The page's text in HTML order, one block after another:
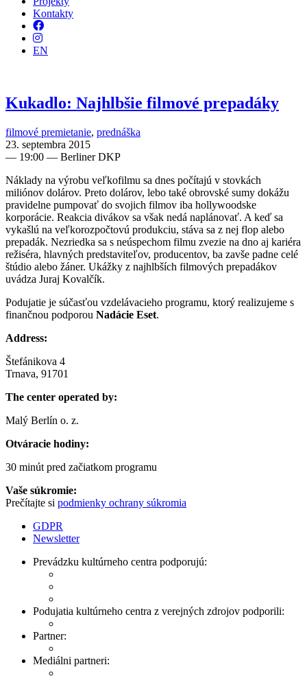
Kontakty
Facebook
Instagram
EN
Kukadlo: Najhlbšie filmové prepadáky
filmové premietanie, prednáška
23. septembra 2015
— 19:00 — Berliner DKP
Náklady na výrobu veľkofilmu sa dnes počítajú v stovkách
miliónov dolárov. Preto dolárov, lebo také obrovské sumy dokážu
pravidelne pumpovať do svojich filmov iba hollywoodske
korporácie. Reakcia divákov sa však nedá naplánovať. A keď sa
vykašlú na veľkorozpočtovú produkciu, stáva sa z nej flop alebo
prepadák. Nezriedka sa s neúspechom filmu zvezie na dno aj kariéra
režiséra, hlavných predstaviteľov, producentov, ba zavše padne celé
štúdio alebo žáner. Ukážky z najhlbších filmových prepadákov
uvádza Juraj Kovalčík.
Podujatie je súčasťou vzdelávacieho programu, ktorý realizujeme s
finančnou podporou Nadácie Eset.
Address:
Štefánikova 4
Trnava, 91701
The center operated by:
Malý Berlín o. z.
Otváracie hodiny:
30 minút pred začiatkom programu
Vaše súkromie:
Prečítajte si podmienky ochrany súkromia
GDPR
Newsletter
Prevádzku kultúrneho centra podporujú:
Podujatia kultúrneho centra z verejných zdrojov podporili:
Partner:
Mediálni partneri: